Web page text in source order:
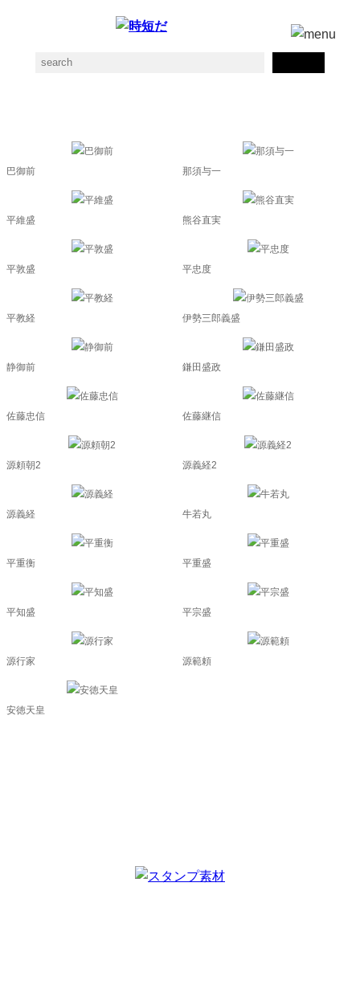
巴御前 那須与一
平維盛 熊谷直実
平敦盛 平忠度
平教経 伊勢三郎義盛
静御前 鎌田盛政
佐藤忠信 佐藤継信
源頼朝2 源義経2
源義経 牛若丸
平重衡 平重盛
平知盛 平宗盛
源行家 源範頼
安徳天皇